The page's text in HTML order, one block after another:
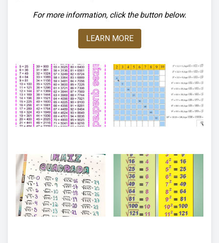
For more information, click the button below.
LEARN MORE